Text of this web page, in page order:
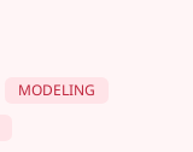
MODELING